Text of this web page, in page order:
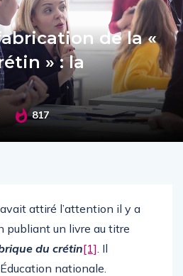
de la «
» : la
817
attiré l’attention il y a
publiant un livre au titre
du crétin[1]. Il
nationale.